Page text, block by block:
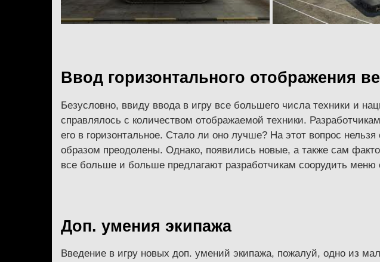
Ввод горизонтального отображения
Безусловно, ввиду ввода в игру все большего числа техники и
справлялось с количеством отображаемой техники.
его в горизонтальное. Стало ли оно лучше? На этот вопрос
образом преодолены. Однако, появились новые, а также сам
все больше и больше предлагают разработчикам соорудить меню
Доп. умения экипажа
Введение в игру новых доп. умений экипажа, пожалуй, одно из